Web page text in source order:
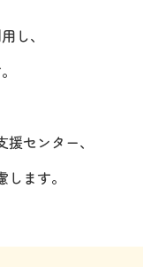
し、
センター、
ます。